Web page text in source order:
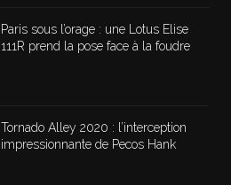
Paris sous l’orage : une Lotus Elise
111R prend la pose face à la foudre
Tornado Alley 2020 : l’interception
impressionnante de Pecos Hank